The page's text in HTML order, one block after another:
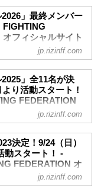
2026」最終メンバー
FIGHTING
フィシャルサイト
リングを彩り盛り上げ
」はRIZIN.52有明大
彼女たちの今後の活躍
年12月31日（予定）
ー紹介
出身 年齢 X Instagram
jp.rizinff.com
2025」全11名が決
り活動スタート！
FEDERATION
」のメンバーが決
中から、一次、二次審
査を通過したのは、な
ちの初舞台は、来年
jp.rizinff.com
決定！9/24（日）
動スタート！ -
FEDERATION オ
jp.rizinff.com